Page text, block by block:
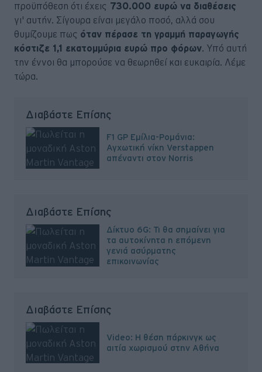
προϋπόθεση ότι έχεις 730.000 ευρώ να διαθέσεις
γι' αυτήν. Σίγουρα είναι μεγάλο ποσό, αλλά σου
θυμίζουμε πως όταν πέρασε τη γραμμή παραγωγής
κόστιζε 1,1 εκατομμύρια ευρώ προ φόρων. Υπό αυτή
την έννοι θα μπορούσε να θεωρηθεί και ευκαιρία. Λέμε
τώρα.
Διαβάστε Επίσης
F1 GP Εμίλια-Ρομάνια:
Αγχωτική νίκη Verstappen
απέναντι στον Norris
Διαβάστε Επίσης
Δίκτυο 6G: Τι θα σημαίνει για
τα αυτοκίνητα η επόμενη
γενιά ασύρματης
επικοινωνίας
Διαβάστε Επίσης
Video: Η θέση πάρκινγκ ως
αιτία χωρισμού στην Αθήνα